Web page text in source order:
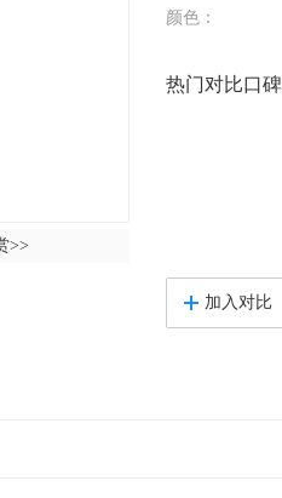
>>
颜色：
热门对比口
加入对比